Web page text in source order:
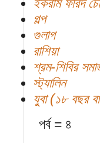
ইকরাম ফরিদ
গল্প
গুলাগ
রাশিয়া
শ্রম-শিবির
স্ট্যালিন
যুবা (১৮ বছর
পর্ব = ৪